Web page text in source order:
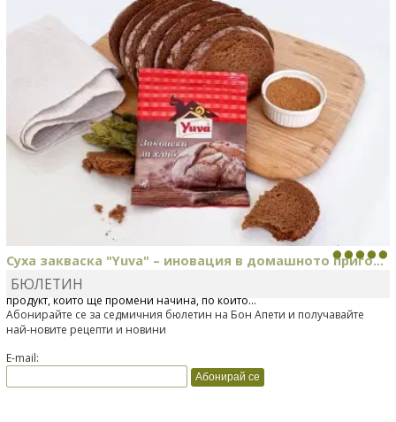
Суха закваска "Yuva" – иновация в домашното приго...
Отскоро Лесафр България стартира предлагането на изцяло нов
продукт, който ще промени начина, по който...
БЮЛЕТИН
Абонирайте се за седмичния бюлетин на Бон Апети и получавайте
най-новите рецепти и новини
E-mail: